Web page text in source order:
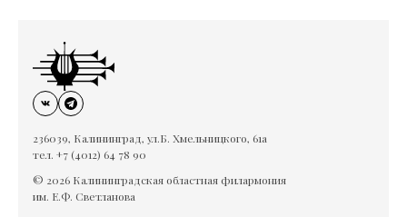
236039, Калининград, ул.Б. Хмельницкого, 61а
тел. +7 (4012) 64 78 90
© 2026 Калининградская областная филармония
им. Е.Ф. Светланова